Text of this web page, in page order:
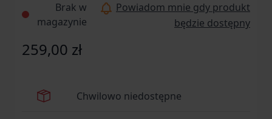
Brak w
magazynie
Powiadom mnie gdy produkt
będzie dostępny
259,00 zł
Chwilowo niedostępne